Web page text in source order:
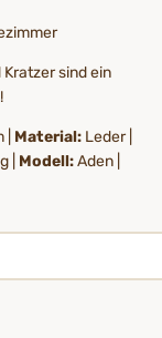
sind ein
Material: Leder |
| Modell:Aden |